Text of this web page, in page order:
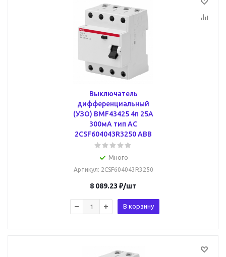
Выключатель
дифференциальный
(УЗО) BMF43425 4п 25А
300мA тип AC
2CSF604043R3250 ABB
Много
Артикул: 2CSF604043R3250
8 089.23 ₽/шт
В корзину